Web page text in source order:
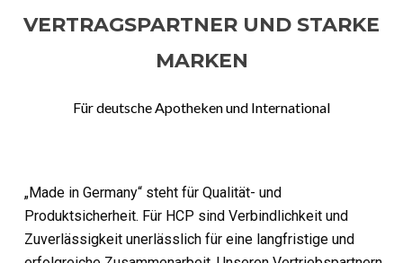
VERTRAGSPARTNER UND STARKE
MARKEN
Für deutsche Apotheken und International
„Made in Germany“ steht für Qualität- und
Produktsicherheit. Für HCP sind Verbindlichkeit und
Zuverlässigkeit unerlässlich für eine langfristige und